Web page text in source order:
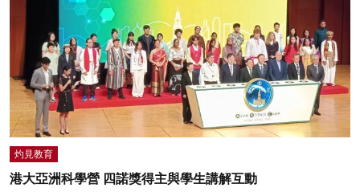
灼見教育
港大亞洲科學營 四諾獎得主與學生講解互動